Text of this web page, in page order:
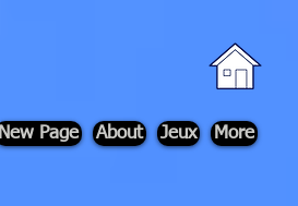
New Page About Jeux More